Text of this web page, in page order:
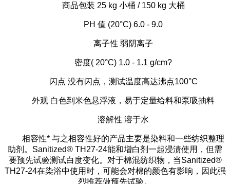
商品包装 25 kg 小桶 / 150 kg 大桶
PH 值 (20°C) 6.0 - 9.0
离子性 弱阴离子
密度( 20°C) 1.0 - 1.1 g/cm?
闪点 没有闪点，测试温度高达沸点100°C
外观 白色到米色悬浮液，易于定量给料和泵吸抽料
溶解性 溶于水
相容性* 与之相容性好的产品主要是染料和一些纺织整理
助剂。Sanitized® TH27-24能和增白剂一起浸渍使用，但需
要预先试验测试白度变化。对于棉混纺织物，当Sanitized®
TH27-24在染浴中使用时，可能会对棉的颜色有影响，因此强
烈推荐做预先试验。